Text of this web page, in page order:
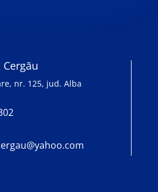
nr. 125, jud. Alba